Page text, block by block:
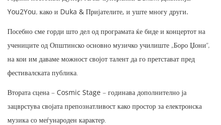
You2You, како и Duka & Пријателите, и уште многу други.
Посебно сме горди што дел од програмата ќе биде и концертот на
учениците од Општинско основно музичко училиште „Боро Џони“,
на кои им даваме можност својот талент да го претстават пред
фестивалската публика.
Втората сцена – Cosmic Stage – годинава дополнително ја
зацврстува својата препознатливост како простор за електронска
музика со меѓународен карактер.